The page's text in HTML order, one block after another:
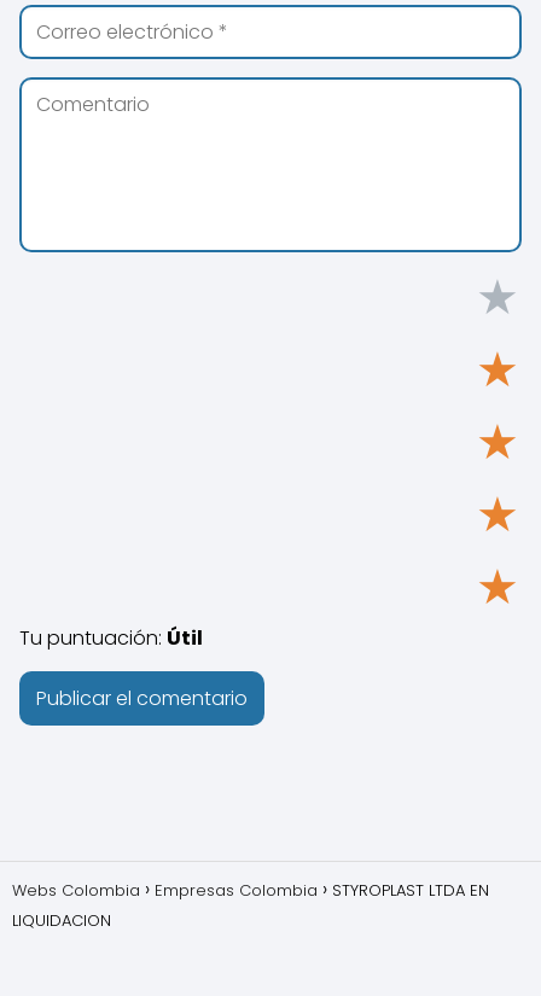
★
★
★
★
★
Tu puntuación: Útil
Webs Colombia Empresas Colombia
STYROPLAST LTDA EN
LIQUIDACION